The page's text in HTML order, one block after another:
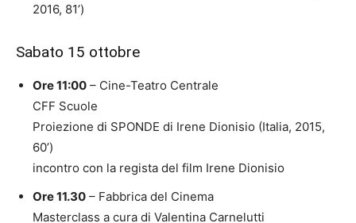
2016, 81’)
Sabato 15 ottobre
Ore 11:00 – Cine-Teatro Centrale
CFF Scuole
Proiezione di SPONDE di Irene Dionisio (Italia, 2015,
60’)
incontro con la regista del film Irene Dionisio
Ore 11.30 – Fabbrica del Cinema
Masterclass a cura di Valentina Carnelutti